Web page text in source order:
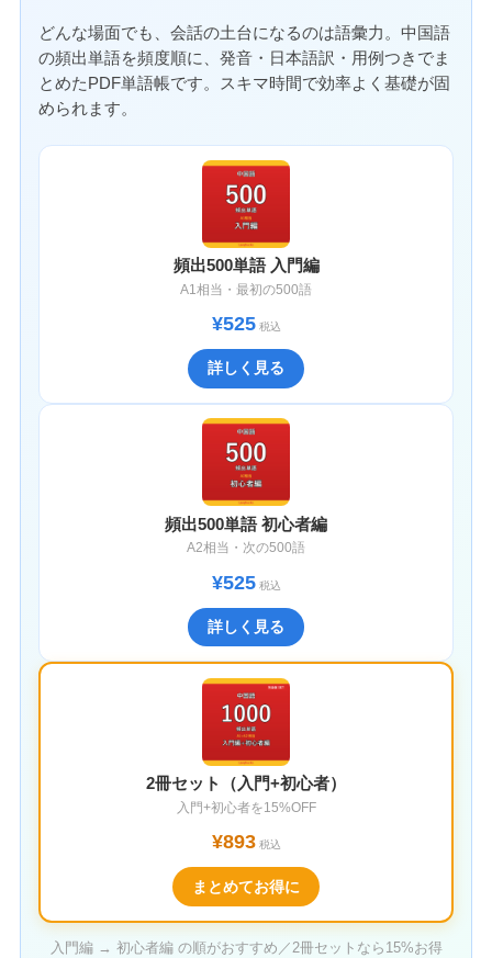
どんな場面でも、会話の土台になるのは語彙力。中国語
の頻出単語を頻度順に、発音・日本語訳・用例つきでま
とめたPDF単語帳です。スキマ時間で効率よく基礎が固
められます。
頻出500単語 入門編
A1相当・最初の500語
¥525税込
詳しく見る
頻出500単語 初心者編
A2相当・次の500語
¥525税込
詳しく見る
2冊セット（入門+初心者）
入門+初心者を15%OFF
¥893税込
まとめてお得に
入門編 → 初心者編 の順がおすすめ／2冊セットなら15%お得